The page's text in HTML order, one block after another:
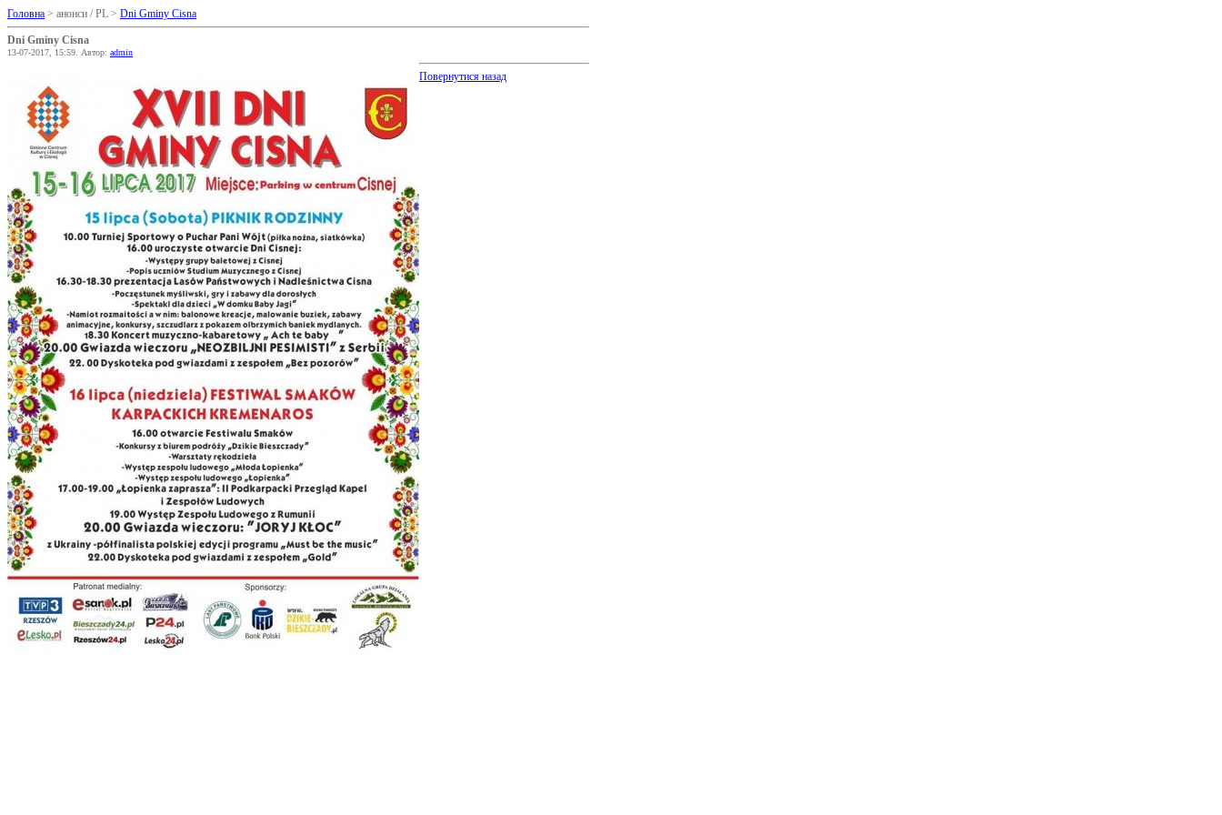
Головна > анонси / PL > Dni Gminy Cisna
Dni Gminy Cisna
13-07-2017, 15:59. Автор: admin
Повернутися назад